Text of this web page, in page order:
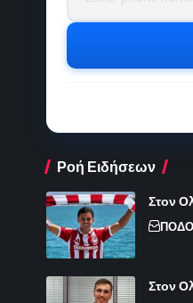
Ροή Ειδήσεων
Στον
Στον